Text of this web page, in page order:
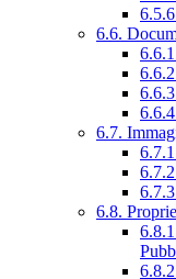
6.6.
6.7.
6.8.